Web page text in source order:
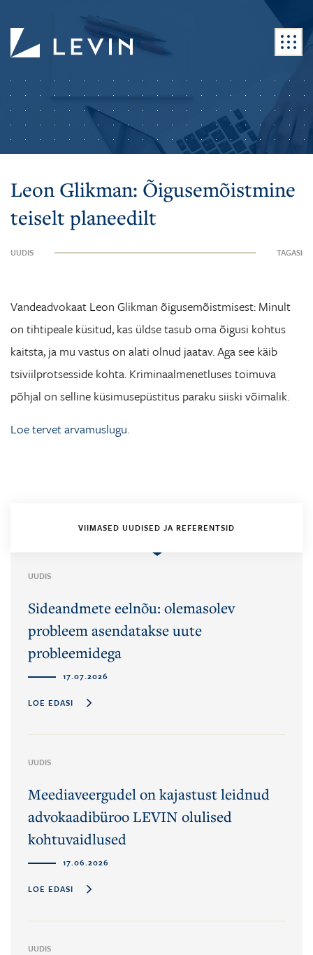
Leon Glikman: Õigusemõistmine
teiselt planeedilt
UUDIS TAGASI
Vandeadvokaat Leon Glikman õigusemõistmisest: Minult
on tihtipeale küsitud, kas üldse tasub oma õigusi kohtus
kaitsta, ja mu vastus on alati olnud jaatav. Aga see käib
tsiviilprotsesside kohta. Kriminaalmenetluses toimuva
põhjal on selline küsimusepüstitus paraku siiski võimalik.
Loe tervet arvamuslugu.
VIIMASED UUDISED JA REFERENTSID
UUDIS
Sideandmete eelnõu: olemasolev
probleem asendatakse uute
probleemidega
17.07.2026
LOE EDASI
UUDIS
Meediaveergudel on kajastust leidnud
advokaadibüroo LEVIN olulised
kohtuvaidlused
17.06.2026
LOE EDASI
UUDIS